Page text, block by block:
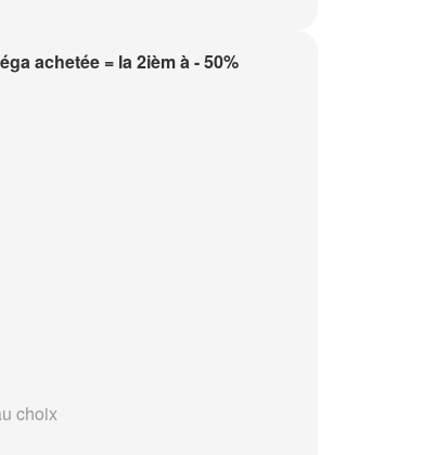
achetée = la 2ièm à - 50%
choix